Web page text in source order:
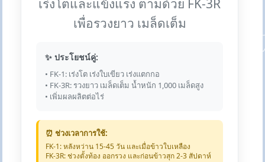
เร่งโตและแข็งแรง ตามด้วย FK-3R
เพื่อรวงยาว เมล็ดเต็ม
✨ ประโยชน์คู่:
• FK-1: เร่งโต เร่งใบเขียว เร่งแตกกอ
• FK-3R: รวงยาว เมล็ดเต็ม น้ำหนัก 1,000 เมล็ดสูง
• เพิ่มผลผลิตต่อไร่
⏰ ช่วงเวลาการใช้:
FK-1: หลังหว่าน 15-45 วัน และเมื่อข้าวใบเหลือง
FK-3R: ช่วงตั้งท้อง ออกรวง และก่อนข้าวสุก 2-3 สัปดาห์